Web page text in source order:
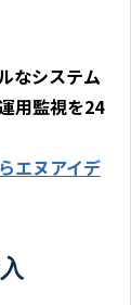
なシステム
用監視を24
エヌアイデ